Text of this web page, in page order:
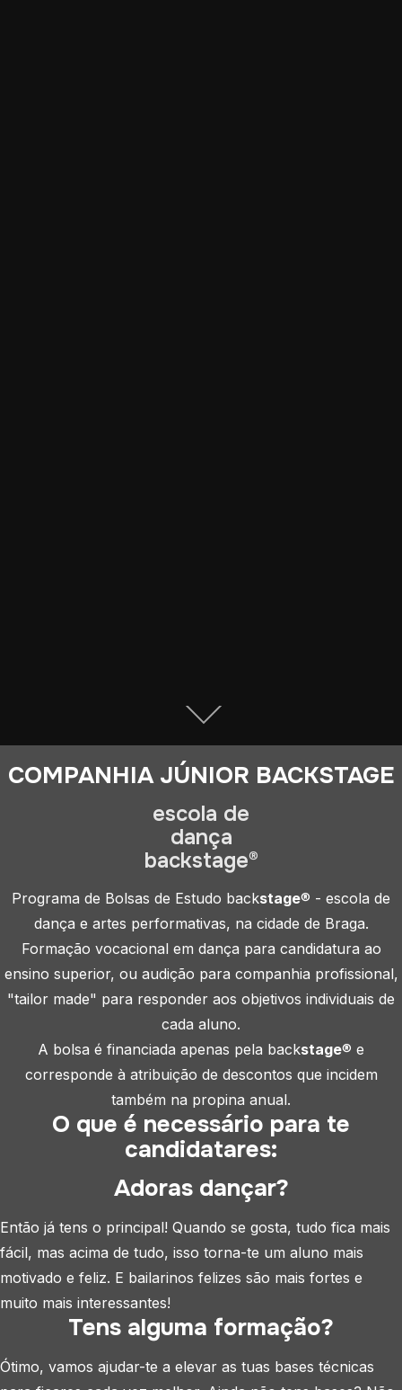
COMPANHIA JÚNIOR BACKSTAGE
escola de
dança
backstage®
Programa de Bolsas de Estudo backstage® - escola de
dança e artes performativas, na cidade de Braga.
Formação vocacional em dança para candidatura ao
ensino superior, ou audição para companhia profissional,
"tailor made" para responder aos objetivos individuais de
cada aluno.
A bolsa é financiada apenas pela backstage® e
corresponde à atribuição de descontos que incidem
também na propina anual.
O que é necessário para te
candidatares:
Adoras dançar?
Então já tens o principal! Quando se gosta, tudo fica mais
fácil, mas acima de tudo, isso torna-te um aluno mais
motivado e feliz. E bailarinos felizes são mais fortes e
muito mais interessantes!
Tens alguma formação?
Ótimo, vamos ajudar-te a elevar as tuas bases técnicas